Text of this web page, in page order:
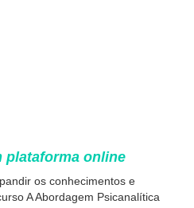
plataforma online
os conhecimentos e
A Abordagem Psicanalítica